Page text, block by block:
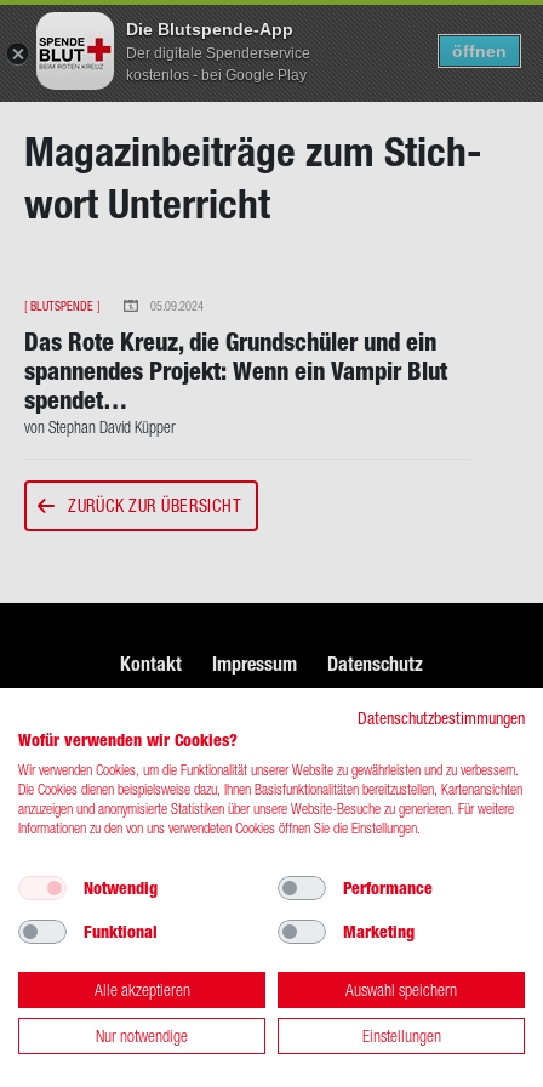
zum
Inhalt
TERMIN SUCHEN
SUCHEN
Ma­ga­zin­bei­trä­ge zum Stich­
wort Un­ter­richt
[ BLUTSPENDE ] 05.09.2024
Das Rote Kreuz, die Grund­schü­ler und ein
span­nen­des Pro­jekt: Wenn ein Vam­pir Blut
spen­det…
von Ste­phan David Küp­per
ZURÜCK ZUR ÜBERSICHT
Kontakt Impressum Datenschutz
© 2026 DRK-​Blutspendedienst West gGmbH
Die Blutspende-App
Der digitale Spenderservice
kostenlos - bei Google Play
öffnen
Datenschutzbestimmungen
Wofür verwenden wir Cookies?
Wir verwenden Cookies, um die Funktionalität unserer Website zu gewährleisten und zu verbessern.
Die Cookies dienen beispielsweise dazu, Ihnen Basisfunktionalitäten bereitzustellen, Kartenansichten
anzuzeigen und anonymisierte Statistiken über unsere Website-Besuche zu generieren. Für weitere
Informationen zu den von uns verwendeten Cookies öffnen Sie die Einstellungen.
Notwendig Performance
Funktional Marketing
Alle akzeptieren Auswahl speichern
Nur notwendige Einstellungen